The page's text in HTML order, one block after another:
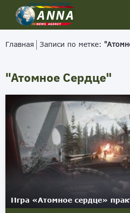
Главная Записи по метке:
"Атомное Сердце"
Игра «Атомное сердце»